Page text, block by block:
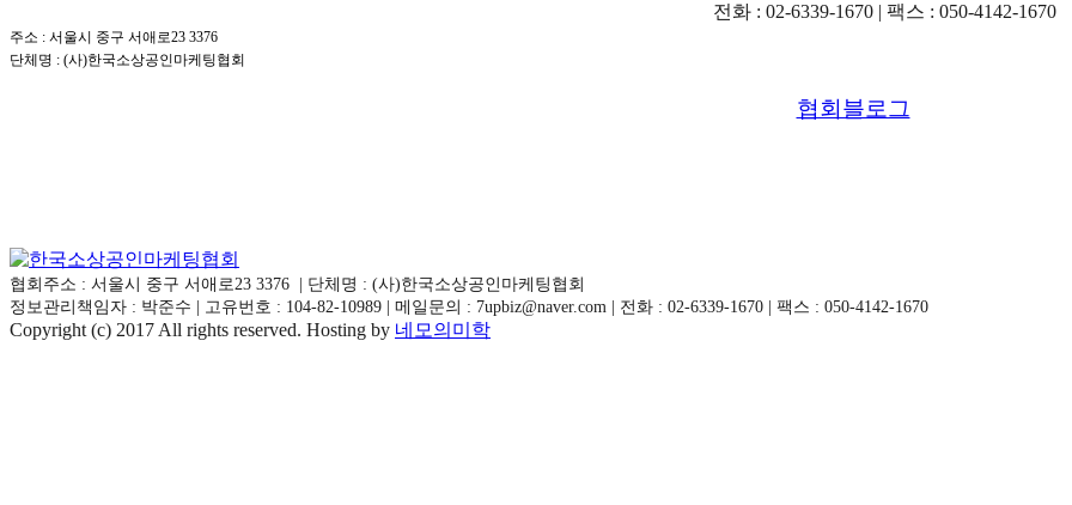
전화 : 02-6339-1670 | 팩스 : 050-4142-1670
주소 : 서울시 중구 서애로23 3376
단체명 : (사)한국소상공인마케팅협회
협회블로그
협회주소 : 서울시 중구 서애로23 3376 | 단체명 : (사)한국소상공인마케팅협회
정보관리책임자 : 박준수 | 고유번호 : 104-82-10989 | 메일문의 : 7upbiz@naver.com | 전화 : 02-6339-1670 | 팩스 : 050-4142-1670
Copyright (c) 2017 All rights reserved. Hosting by 네모의미학